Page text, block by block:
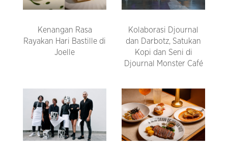
Kenangan Rasa
Rayakan Hari Bastille di
Joelle
Kolaborasi Djournal
dan Darbotz, Satukan
Kopi dan Seni di
Djournal Monster Café